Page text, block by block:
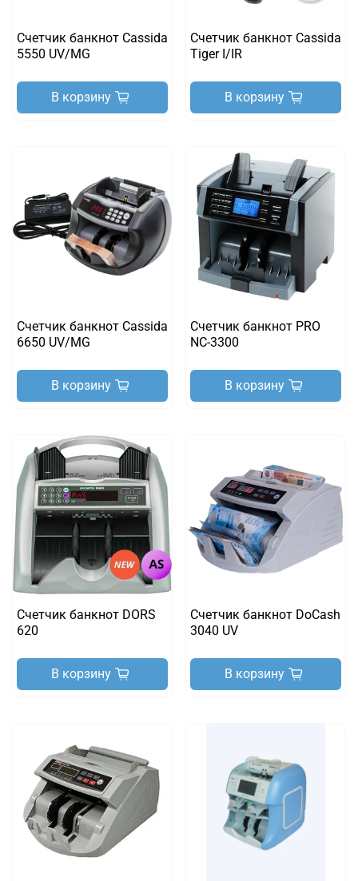
Счетчик банкнот Cassida
5550 UV/MG
В корзину
Счетчик банкнот Cassida
Tiger I/IR
В корзину
Счетчик банкнот Cassida
6650 UV/MG
В корзину
Счетчик банкнот PRO
NC-3300
В корзину
Счетчик банкнот DORS
620
В корзину
Счетчик банкнот DoCash
3040 UV
В корзину